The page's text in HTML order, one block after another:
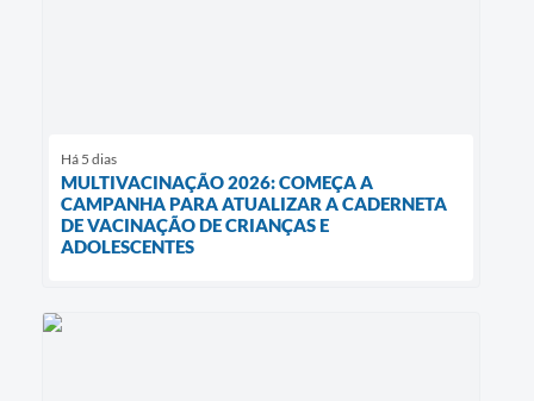
Há 5 dias
MULTIVACINAÇÃO 2026: COMEÇA A
CAMPANHA PARA ATUALIZAR A CADERNETA
DE VACINAÇÃO DE CRIANÇAS E
ADOLESCENTES